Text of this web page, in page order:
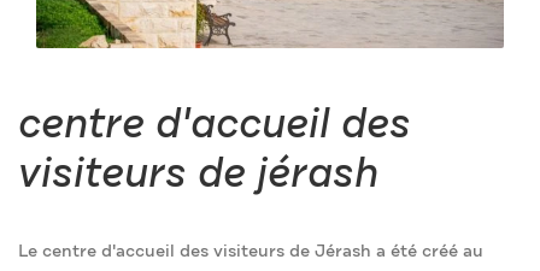
centre d'accueil des
visiteurs de jérash
Le centre d'accueil des visiteurs de Jérash a été créé au